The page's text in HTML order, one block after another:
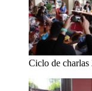
Ciclo de charlas